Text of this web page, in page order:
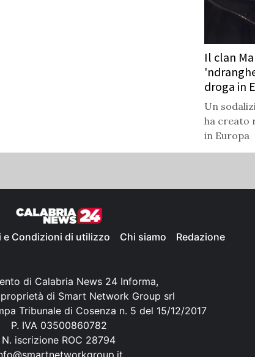
Il clan
droga in
Un
ha creato
in Europa
e Condizioni di utilizzo Chi siamo Redazione
di Calabria News 24 Informa,
di Smart Network Group srl
Tribunale di Cosenza n. 5 del 15/12/2017
P. IVA 03500860782
N. iscrizione ROC 28794